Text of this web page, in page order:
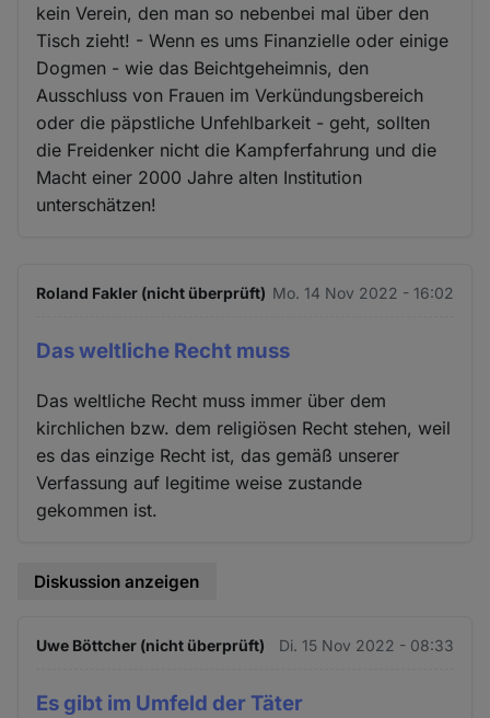
kein Verein, den man so nebenbei mal über den
Tisch zieht! - Wenn es ums Finanzielle oder einige
Dogmen - wie das Beichtgeheimnis, den
Ausschluss von Frauen im Verkündungsbereich
oder die päpstliche Unfehlbarkeit - geht, sollten
die Freidenker nicht die Kampferfahrung und die
Macht einer 2000 Jahre alten Institution
unterschätzen!
Roland Fakler (nicht überprüft) Mo. 14 Nov 2022 - 16:02
Das weltliche Recht muss
Das weltliche Recht muss immer über dem
kirchlichen bzw. dem religiösen Recht stehen, weil
es das einzige Recht ist, das gemäß unserer
Verfassung auf legitime weise zustande
gekommen ist.
Diskussion anzeigen
Uwe Böttcher (nicht überprüft) Di. 15 Nov 2022 - 08:33
Es gibt im Umfeld der Täter